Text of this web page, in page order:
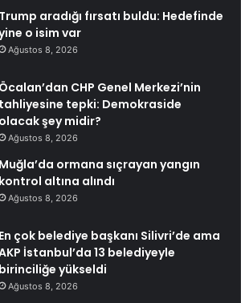
Trump aradığı fırsatı buldu: Hedefinde
o isim var
Ağustos 8, 2026
Öcalan’dan CHP Genel Merkezi’nin
tahliyesine tepki: Demokraside
olacak şey midir?
Ağustos 8, 2026
Muğla’da ormana sıçrayan yangın
kontrol altına alındı
Ağustos 8, 2026
En çok belediye başkanı Silivri’de ama
İstanbul’da 13 belediyeyle
birinciliğe yükseldi
Ağustos 8, 2026